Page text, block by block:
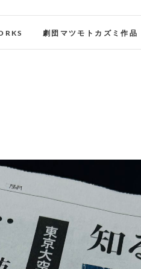
劇団マツモトカズミ作品